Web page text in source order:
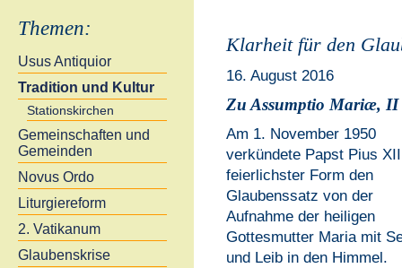
Themen:
Usus Antiquior
Tradition und Kultur
Stationskirchen
Gemeinschaften und
Gemeinden
Novus Ordo
Liturgiereform
2. Vatikanum
Glaubenskrise
Klarheit für den
16. August 2016
Zu Assumptio Mariæ, II
Am 1. November 1950
verkündete Papst Pius
feierlichster Form den
Glaubenssatz von der
Aufnahme der heiligen
Gottesmutter Maria mit
und Leib in den Himmel.